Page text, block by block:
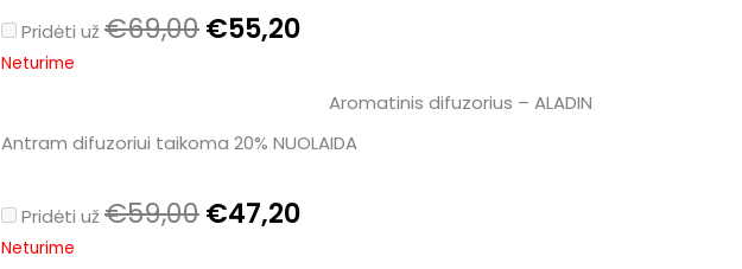
Pridėti už€69,00€69,00.
€55,20€55,20.
Neturime
Aromatinis difuzorius – ALADIN
Antram difuzoriui taikoma 20% NUOLAIDA
Pridėti už€59,00
price
was:
€47,20
Current
price
is:
Neturime